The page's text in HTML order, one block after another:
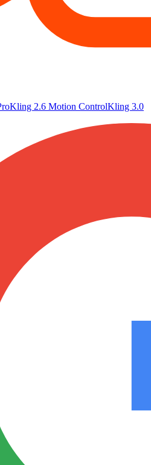
Kling 2.6 Motion ControlKling 3.0